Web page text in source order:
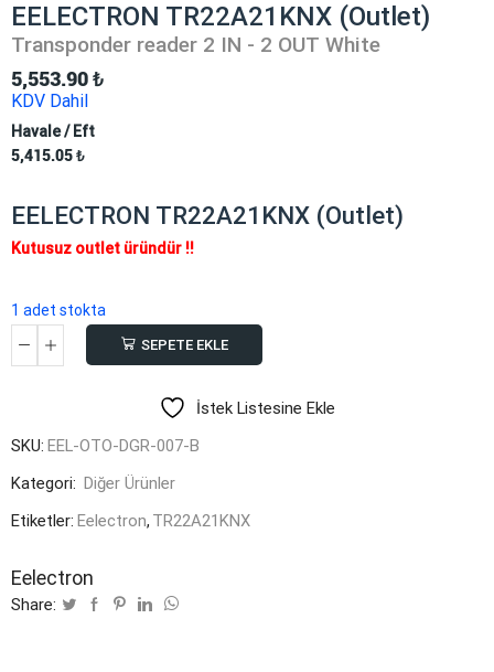
EELECTRON TR22A21KNX (Outlet)
Transponder reader 2 IN - 2 OUT White
5,553.90₺
KDV Dahil
Havale / Eft
5,415.05₺
EELECTRON TR22A21KNX (Outlet)
Kutusuz outlet üründür !!
1 adet stokta
EELECTRON
adet
SEPETE EKLE
İstek Listesine Ekle
SKU: EEL-OTO-DGR-007-B
Kategori: Diğer Ürünler
Etiketler: Eelectron, TR22A21KNX
Eelectron
Share: